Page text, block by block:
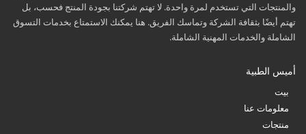
والمنتجات التي تستخدم لمرة واحدة. لا تهتم شركتنا بجودة المنتج فحسب، بل
تهتم أيضًا بثقافة الشركة وتماسك الفريق. هنا يمكنك الاستمتاع بخدمات التسوق
الشاملة والخدمات المهنية الشاملة.
أميس الطبية
بيت
معلومات عنا
منتجات